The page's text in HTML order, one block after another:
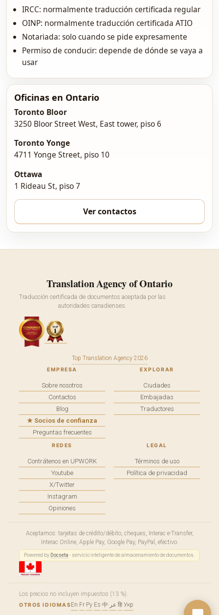
IRCC: normalmente traducción certificada regular
OINP: normalmente traducción certificada ATIO
Notariada: solo cuando se pide expresamente
Permiso de conducir: depende de dónde se vaya a
usar
Oficinas en Ontario
Toronto Bloor
3250 Bloor Street West, East tower, piso 6
Toronto Yonge
4711 Yonge Street, piso 10
Ottawa
1 Rideau St, piso 7
Ver contactos
Translation Agency of Ontario
Traducción certificada de documentos aceptada por las
autoridades canadienses.
Top Translation Agency 2026
EMPRESA
Sobre nosotros
Contactos
Blog
★ Socios de confianza
Preguntas frecuentes
EXPLORAR
Ciudades
Embajadas
Traductores
REDES
Contrátenos en UPWORK
Youtube
X/Twitter
Instagram
Opiniones
LEGAL
Términos de uso
Política de privacidad
Aceptamos: tarjetas de crédito/débito, cheques, Interac e-Transfer,
Interac Online, Apple Pay, Google Pay, PayPal, efectivo.
Powered by Docseta - servicio inteligente de almacenamiento de documentos.
Los precios no incluyen impuestos (13 %).
OTROS IDIOMASEn·Fr·Ру·Es·中· عر·हि·Укр